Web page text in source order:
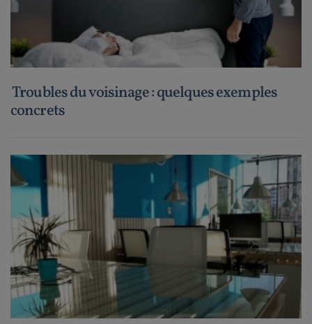
Troubles du voisinage : quelques exemples
concrets